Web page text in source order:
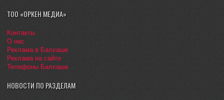
ТОО «ОРКЕН МЕДИА»
Контакты
О нас
Реклама в Балхаше
Реклама на сайте
Телефоны Балхаша
НОВОСТИ ПО РАЗДЕЛАМ